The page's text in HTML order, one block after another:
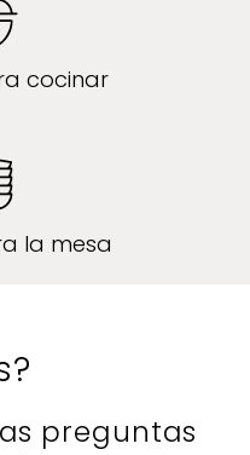
cocinar
la mesa
preguntas